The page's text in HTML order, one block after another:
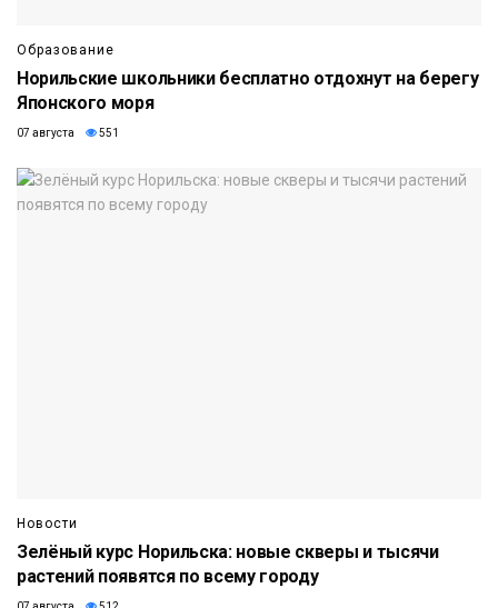
Образование
Норильские школьники бесплатно отдохнут на берегу
Японского моря
07 августа 551
Новости
Зелёный курс Норильска: новые скверы и тысячи
растений появятся по всему городу